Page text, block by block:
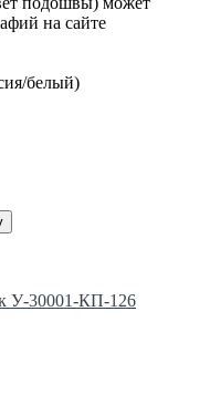
на сайте
белый)
У-30001-КП-126